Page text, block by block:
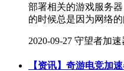
部署相关的游戏服务
的时候总是因为网络
2020-09-27 守望者加速
【资讯】奇游电竞加